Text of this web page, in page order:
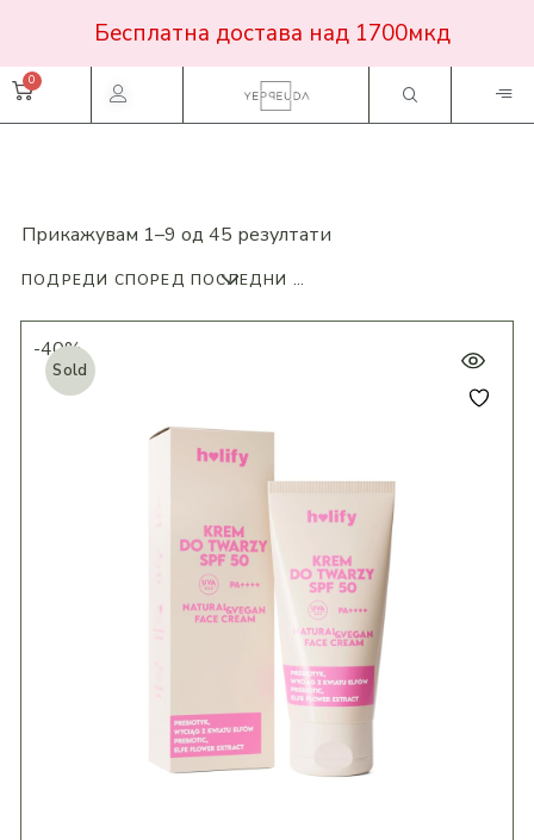
Прикажувам 1–9 од 45 резултати
ПОДРЕДИ СПОРЕД ПОСЛЕДНИ ПРОДУКТИ
-40%
Sold
Бесплатна достава над 1700мкд